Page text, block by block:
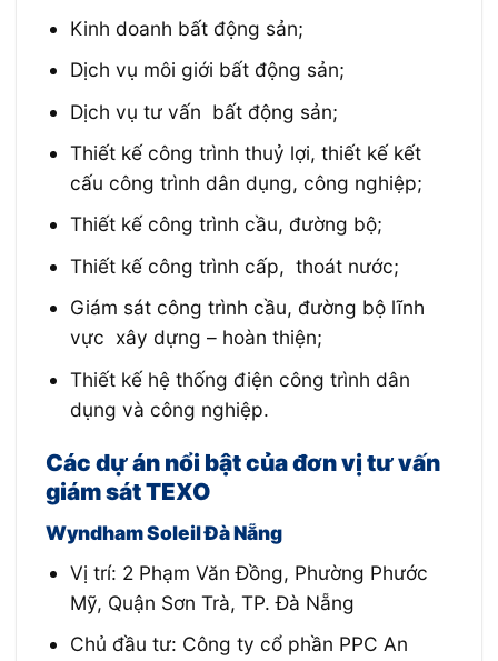
Kinh doanh bất động sản;
Dịch vụ môi giới bất động sản;
Dịch vụ tư vấn bất động sản;
Thiết kế công trình thuỷ lợi, thiết kế kết
cấu công trình dân dụng, công nghiệp;
Thiết kế công trình cầu, đường bộ;
Thiết kế công trình cấp, thoát nước;
Giám sát công trình cầu, đường bộ lĩnh
vực xây dựng – hoàn thiện;
Thiết kế hệ thống điện công trình dân
dụng và công nghiệp.
Các dự án nổi bật của đơn vị tư vấn
giám sát TEXO
Wyndham Soleil Đà Nẵng
Vị trí: 2 Phạm Văn Đồng, Phường Phước
Mỹ, Quận Sơn Trà, TP. Đà Nẵng
Chủ đầu tư: Công ty cổ phần PPC An